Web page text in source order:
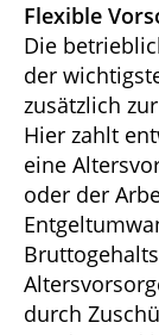
Flexible
Die
der
zusätzlich
Hier zahlt
eine
oder der
durch